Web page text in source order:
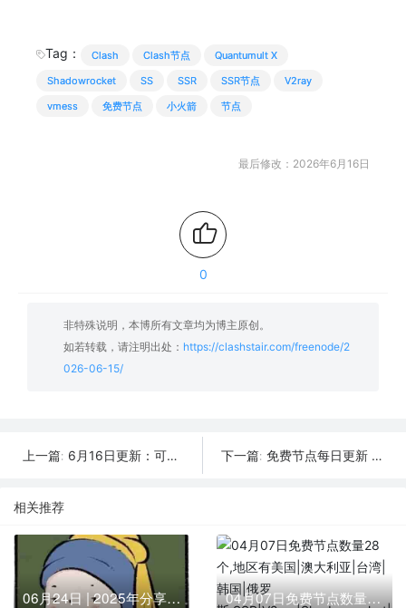
Tag： Clash Clash节点
Quantumult X
Shadowrocket
SS SSR SSR节点
V2ray
vmess
免费节点 小火箭 节点
最后修改：2026年6月16日
0
非特殊说明，本博所有文章均为博主原创。
如若转载，请注明出处： https://clashstair.com/freenode/2
026-06-15/
上一篇: 6月16日更新：可用SSR/V2Ray/Clash免费节点全集（13条） 下一篇: 免费节点每日更新 | 2026年6月14日SSR/V2Ray/Clash可用订阅
相关推荐
06月24日 | 2025年分享最新42个免费节点,SSR/V2ray/Shadowrocket/Clash订阅链接 04月07日免费节点数量28个,地区有美国|澳大利亚|台湾|韩国|俄罗斯,SSR|V2ray|Shadowrocket|Clash订阅链接